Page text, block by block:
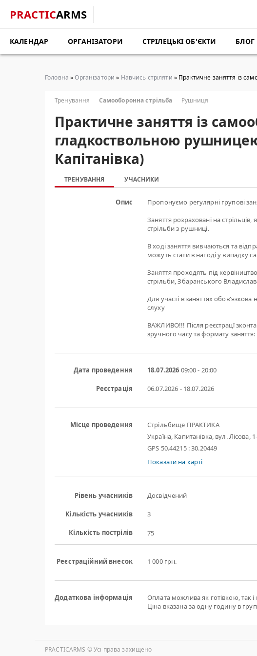
PRACTICARMS
КАЛЕНДАР ОРГАНІЗАТОРИ СТРІЛЕЦЬКІ ОБ'ЄКТИ БЛОГ
Головна »Організатори » Навчись стріляти » Практичне заняття із
Тренування Самооборонна стрільба Рушниця
Практичне заняття із
гладкоствольною
Капітанівка)
ТРЕНУВАННЯ УЧАСНИКИ
Опис
Пропонуємо регулярні групові
Заняття розраховані на
стрільби з рушниці.
В ході заняття вивчаються та
можуть стати в нагоді у випадку
Заняття проходять під
стрільби, Збаранського
Для участі в заняттях обов'язкова
слуху
ВАЖЛИВО!!! Після реєстрацї
зручного часу та формату
Дата проведення 18.07.2026 09:00 - 20:00
Реєстрація 06.07.2026 - 18.07.2026
Місце проведення
Стрільбище ПРАКТИКА
Україна, Капитанівка, вул. Лісова,
GPS 50.44215 : 30.20449
Показати на карті
Рівень учасників Досвідчений
Кількість учасників 3
Кількість пострілів 75
Реєстраційний внесок 1 000 грн.
Додаткова інформація
Оплата можлива як готівкою, так і
Ціна вказана за одну годину в
PRACTICARMS © Уcі права захищено